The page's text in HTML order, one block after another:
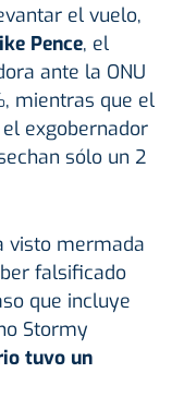
el vuelo,
Pence, el
ante la ONU
mientras que el
exgobernador
sólo un 2
visto mermada
falsificado
que incluye
Stormy
tuvo un